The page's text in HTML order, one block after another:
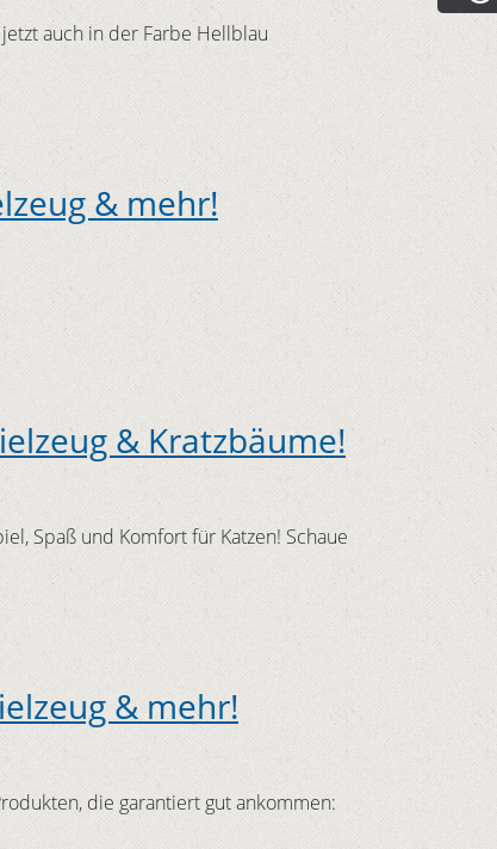
auch in der Farbe Hellblau
& mehr!
& Kratzbäume!
Spaß und Komfort für Katzen! Schaue
& mehr!
die garantiert gut ankommen: